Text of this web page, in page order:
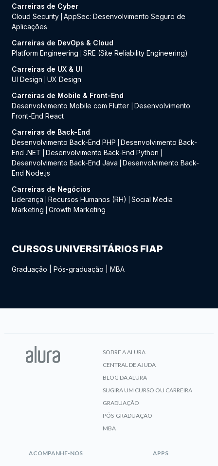
Carreiras de Cyber
Cloud Security AppSec: Desenvolvimento Seguro de
Aplicações
Carreiras de DevOps & Cloud
Platform Engineering
SRE (Site Reliability Engineering)
Carreiras de UX & UI
UI Design
UX Design
Carreiras de Mobile & Front-End
Desenvolvimento Mobile com Flutter
Desenvolvimento
Front-End React
Carreiras de Back-End
Desenvolvimento Back-End PHP
Desenvolvimento Back-
End .NET
Desenvolvimento Back-End Python
Desenvolvimento Back-End Java
Desenvolvimento Back-
End Node.js
Carreiras de Negócios
Liderança
Recursos Humanos (RH)
Social Media
Marketing
Growth Marketing
CURSOS UNIVERSITÁRIOS FIAP
Graduação Pós-graduação MBA
SOBRE A ALURA
CENTRAL DE AJUDA
BLOG DA ALURA
SUGIRA UM CURSO OU CARREIRA
GRADUAÇÃO
PÓS-GRADUAÇÃO
MBA
ACOMPANHE-NOS APPS